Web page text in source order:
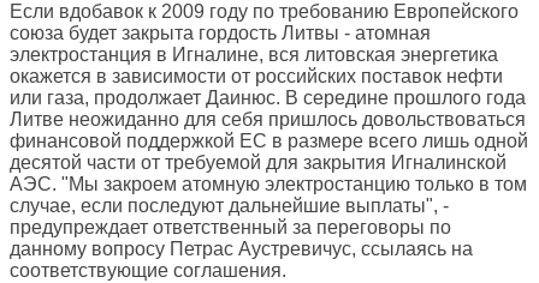
Если вдобавок к 2009 году по требованию Европейского
союза будет закрыта гордость Литвы - атомная
электростанция в Игналине, вся литовская энергетика
окажется в зависимости от российских поставок нефти
или газа, продолжает Даинюс. В середине прошлого года
Литве неожиданно для себя пришлось довольствоваться
финансовой поддержкой ЕС в размере всего лишь одной
десятой части от требуемой для закрытия Игналинской
АЭС. "Мы закроем атомную электростанцию только в том
случае, если последуют дальнейшие выплаты", -
предупреждает ответственный за переговоры по
данному вопросу Петрас Аустревичус, ссылаясь на
соответствующие соглашения.